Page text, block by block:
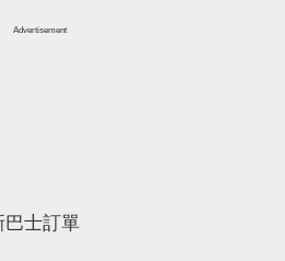
Advertisement
巴士訂單